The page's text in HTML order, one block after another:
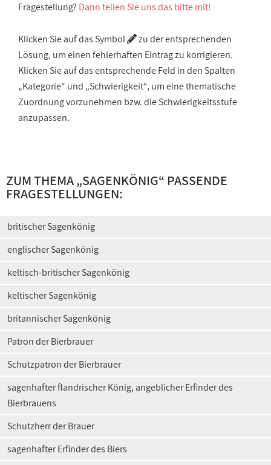
Fragestellung? Dann teilen Sie uns das bitte mit!
Klicken Sie auf das Symbol
zu der entsprechenden
Lösung, um einen fehlerhaften Eintrag zu korrigieren.
Klicken Sie auf das entsprechende Feld in den Spalten
„Kategorie“ und „Schwierigkeit“, um eine thematische
Zuordnung vorzunehmen bzw. die Schwierigkeitsstufe
anzupassen.
ZUM THEMA „SAGENKÖNIG“ PASSENDE
FRAGESTELLUNGEN:
britischer Sagenkönig
englischer Sagenkönig
keltisch-britischer Sagenkönig
keltischer Sagenkönig
britannischer Sagenkönig
Patron der Bierbrauer
Schutzpatron der Bierbrauer
sagenhafter flandrischer König, angeblicher Erfinder des
Bierbrauens
Schutzherr der Brauer
sagenhafter Erfinder des Biers